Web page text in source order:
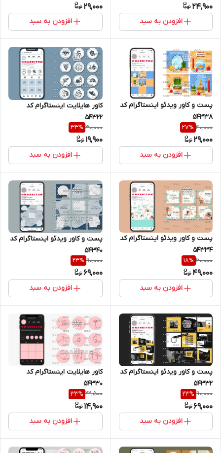
24,900
افزودن به سبد
29,000
افزودن به سبد
پست و کاور ویدئو اینستاگرام کد
54338
40,000
27%
29,000
افزودن به سبد
کاور هایلایت اینستاگرام کد
54322
30,000
33%
19,900
افزودن به سبد
پست و کاور ویدئو اینستاگرام کد
54334
60,000
18%
49,000
افزودن به سبد
پست و کاور ویدئو اینستاگرام کد
54340
90,000
23%
69,000
افزودن به سبد
پست و کاور ویدئو اینستاگرام کد
54332
90,000
23%
69,000
افزودن به سبد
کاور هایلایت اینستاگرام کد
54330
22,500
33%
14,900
افزودن به سبد